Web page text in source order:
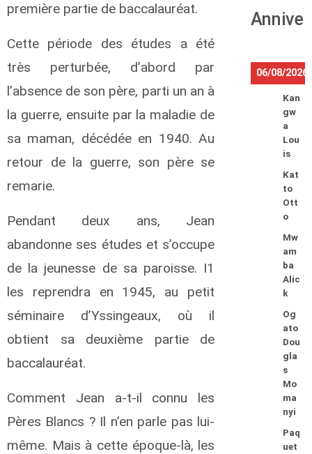
première partie de baccalauréat.
Cette période des études a été
très perturbée, d’abord par
l’absence de son père, parti un an à
la guerre, ensuite par la maladie de
sa maman, décédée en 1940. Au
retour de la guerre, son père se
remarie.
Pendant deux ans, Jean
abandonne ses études et s’occupe
de la jeunesse de sa paroisse. I1
les reprendra en 1945, au petit
séminaire d’Yssingeaux, où il
obtient sa deuxième partie de
baccalauréat.
Comment Jean a-t-il connu les
Pères Blancs ? Il n’en parle pas lui-
même. Mais à cette époque-là, les
06/08/2026
Kan
gw
a
Lou
is
Kat
to
Ott
o
Mw
am
ba
Alic
k
Og
ato
Dou
gla
s
Mo
ma
nyi
Paq
uet